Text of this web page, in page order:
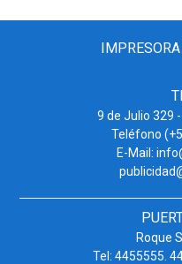
9 de Julio 329
Teléfono
E-Mail:
Roque
Tel: 4455555.